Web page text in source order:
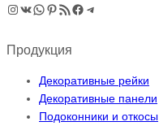
Instagram
ВКонтакте
WhatsApp
Pinterest
RSS-рассылка
Facebook
Telegram
Продукция
Декоративные рейки
Декоративные панели
Подоконники и откосы